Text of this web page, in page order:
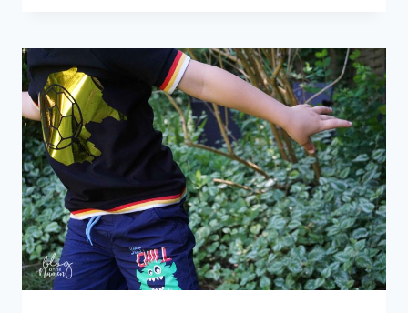
STANZBAND
HERSTELLEN